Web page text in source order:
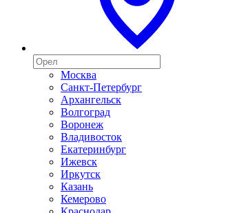
Москва
Санкт-Петербург
Архангельск
Волгоград
Воронеж
Владивосток
Екатеринбург
Ижевск
Иркутск
Казань
Кемерово